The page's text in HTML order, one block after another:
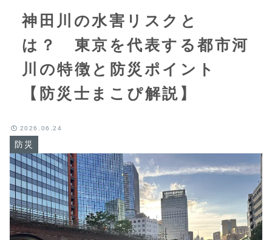
神田川の水害リスクと
は？ 東京を代表する都市河
川の特徴と防災ポイント
【防災士まこぴ解説】
防災
2026.06.24